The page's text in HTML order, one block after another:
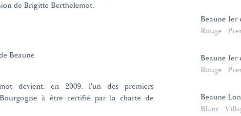
de Brigitte Berthelemot.
Beaune
devient, en 2009, l'un des premiers
à être certifié par la charte de
Beaune 1er
Rouge
Beaune 1er
Rouge
Beaune
Blanc